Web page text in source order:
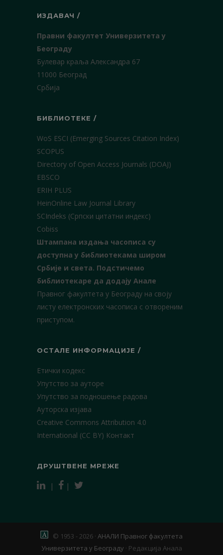
ИЗДАВАЧ /
Правни факултет Универзитета у
Београду
Булевар краља Александра 67
11000 Београд
Србија
БИБЛИОТЕКЕ /
WoS ESCI (Emerging Sources Citation Index)
SCOPUS
Directory of Open Access Journals (DOAJ)
EBSCO
ERIH PLUS
HeinOnline Law Journal Library
SCIndeks (Српски цитатни индекс)
Cobiss
Штампана издања часописа су
доступна у библиотекама широм
Србије и света. Подстичемо
библиотекаре да додају Анале
Правног факултета у Београду на своју
листу електронских часописа с отвореним
приступом.
ОСТАЛЕ ИНФОРМАЦИЈЕ /
Етички кодекс
Упутство за ауторе
Упутство за подношење радова
Ауторска изјава
Creative Commons Attribution 4.0
International (CC BY) Контакт
ДРУШТВЕНЕ МРЕЖЕ
| |
© 1953 - 2026 · АНАЛИ Правног факултета
Универзитета у Београду · Редакција Анала